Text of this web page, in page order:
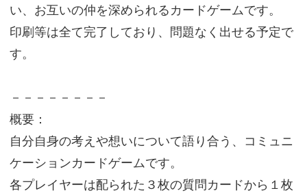
い、お互いの仲を深められるカードゲームです。
印刷等は全て完了しており、問題なく出せる予定で
す。
－－－－－－－－
概要：
自分自身の考えや想いについて語り合う、コミュニ
ケーションカードゲームです。
各プレイヤーは配られた３枚の質問カードから１枚